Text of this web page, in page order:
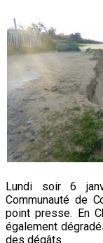
Lundi soir 6
Communauté de
point presse. En
également
des dégâts.